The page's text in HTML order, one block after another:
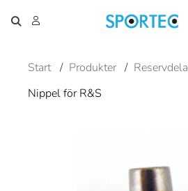
Start / Produkter /
Nippel för R&S